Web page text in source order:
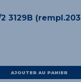
2 3129B
AJOUTER AU PANIER